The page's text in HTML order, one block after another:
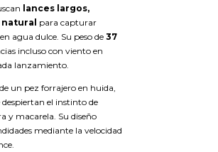
lances largos,
para capturar
agua dulce. Su peso de 37
incluso con viento en
lanzamiento.
un pez forrajero en huida,
el instinto de
y macarela. Su diseño
mediante la velocidad